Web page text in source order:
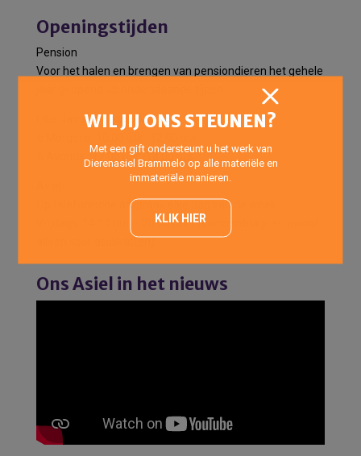
Openingstijden
Pension
Voor het halen en brengen van pensiondieren het gehele
Elke dag van de week:
’s Avonds : 17:00 uur -18:00 uur
Op telefonische afspraak elke dag van de week.
Vrijdags: 14:00 uur – 20:00 uur (Inloopmiddag- en avond
alleen voor asielkatten)
Ons Asiel in het nieuws
WIL JIJ ONS STEUNEN?
Met een gift ondersteunt u het werk van
Dierenasiel Brammelo op alle materiële en
immateriële manieren.
KLIK HIER